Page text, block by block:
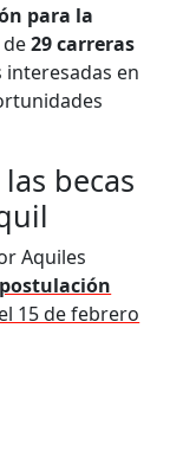
para la
de29 carreras
en
becas
Aquiles
postulación
15 de febrero